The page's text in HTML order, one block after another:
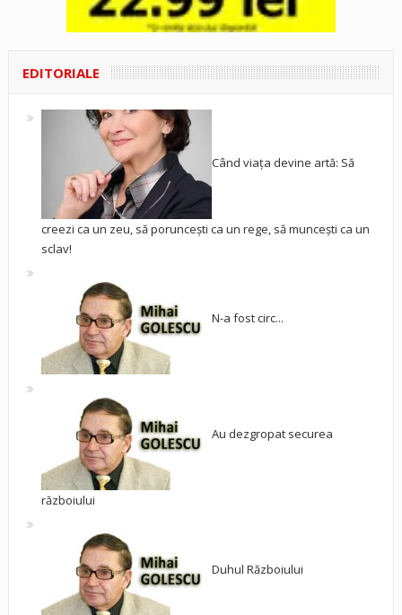
EDITORIALE
Când viața devine artă: Să
creezi ca un zeu, să poruncești ca un rege, să muncești ca un
sclav!
N-a fost circ...
Au dezgropat securea
războiului
Duhul Războiului